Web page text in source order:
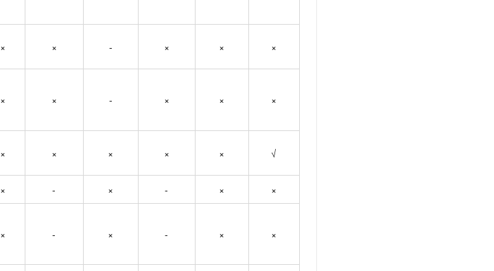
× × - × × ×
× × - × × ×
× × × × × √
× - × - × ×
× - × - × ×